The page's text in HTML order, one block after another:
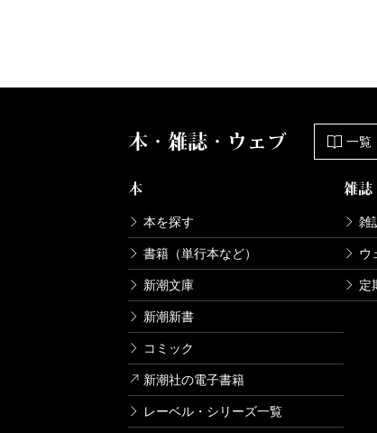
本・雑誌・ウェブ 一覧
本
本を探す
書籍（単行本など）
新潮文庫
新潮新書
コミック
新潮社の電子書籍
レーベル・シリーズ一覧
雑誌
雑
ウ
定